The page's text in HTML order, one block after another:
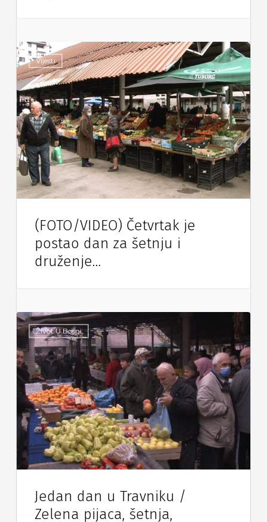
Vijesti
(FOTO/VIDEO) Četvrtak je
postao dan za šetnju i
druženje…
Život U Bosni
Jedan dan u Travniku /
Zelena pijaca, šetnja,